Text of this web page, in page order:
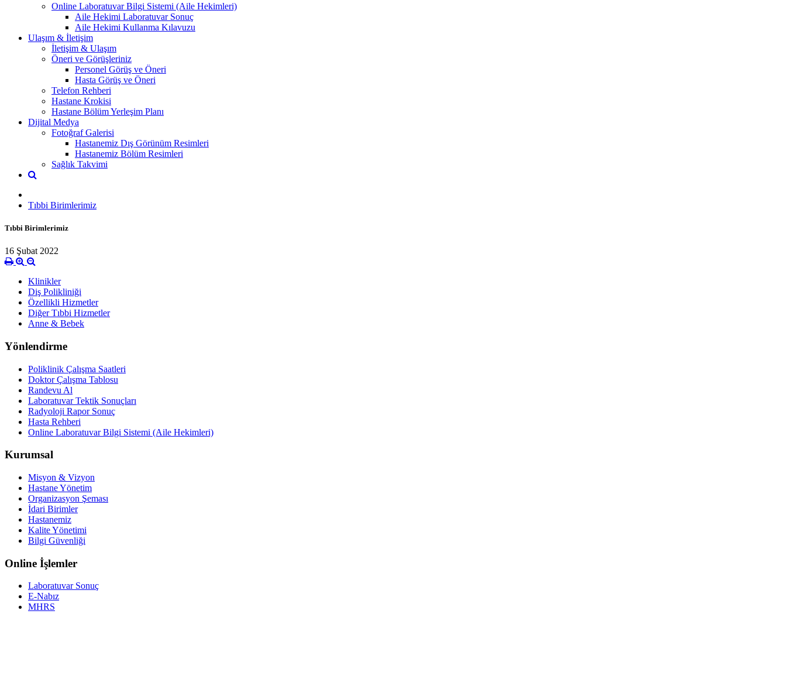
Online Laboratuvar Bilgi Sistemi (Aile Hekimleri)
Aile Hekimi Laboratuvar Sonuç
Aile Hekimi Kullanma Kılavuzu
Ulaşım & İletişim
İletişim & Ulaşım
Öneri ve Görüşleriniz
Personel Görüş ve Öneri
Hasta Görüş ve Öneri
Telefon Rehberi
Hastane Krokisi
Hastane Bölüm Yerleşim Planı
Dijital Medya
Fotoğraf Galerisi
Hastanemiz Dış Görünüm Resimleri
Hastanemiz Bölüm Resimleri
Sağlık Takvimi
Tıbbi Birimlerimiz
Tıbbi Birimlerimiz
16 Şubat 2022
Klinikler
Diş Polikliniği
Özellikli Hizmetler
Diğer Tıbbi Hizmetler
Anne & Bebek
Yönlendirme
Poliklinik Çalışma Saatleri
Doktor Çalışma Tablosu
Randevu Al
Laboratuvar Tektik Sonuçları
Radyoloji Rapor Sonuç
Hasta Rehberi
Online Laboratuvar Bilgi Sistemi (Aile Hekimleri)
Kurumsal
Misyon & Vizyon
Hastane Yönetim
Organizasyon Şeması
İdari Birimler
Hastanemiz
Kalite Yönetimi
Bilgi Güvenliği
Online İşlemler
Laboratuvar Sonuç
E-Nabız
MHRS